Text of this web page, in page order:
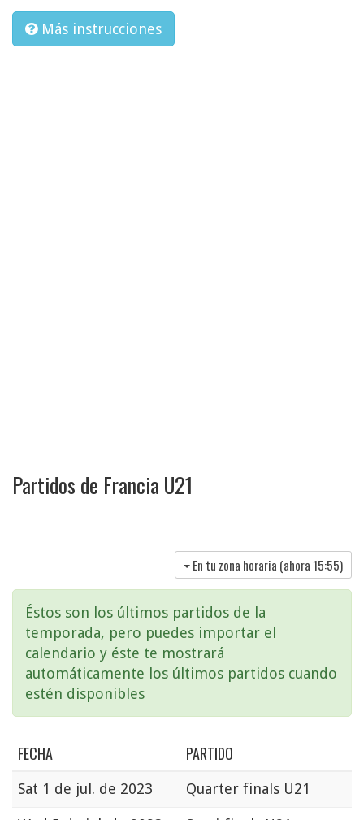
Más instrucciones
Partidos de Francia U21
En tu zona horaria (ahora 15:55)
Éstos son los últimos partidos de la
temporada, pero puedes importar el
calendario y éste te mostrará
automáticamente los últimos partidos cuando
estén disponibles
FECHA PARTIDO
Sat 1 de jul. de 2023 Quarter finals U21